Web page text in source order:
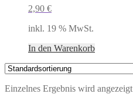
2,90 €
inkl. 19 % MwSt.
In den Warenkorb
Einzelnes Ergebnis wird angezeigt